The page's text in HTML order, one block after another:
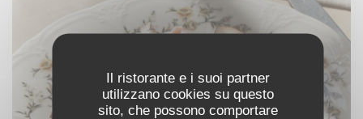
Il ristorante e i suoi partner
utilizzano cookies su questo
sito, che possono comportare